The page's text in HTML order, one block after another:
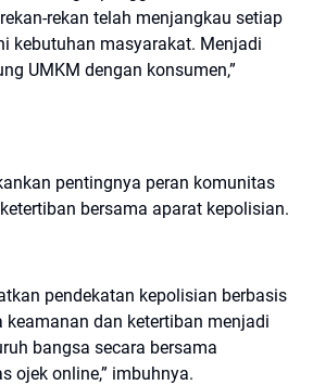
rekan telah menjangkau setiap
kebutuhan masyarakat. Menjadi
UMKM dengan konsumen,”
pentingnya peran komunitas
bersama aparat kepolisian.
pendekatan kepolisian berbasis
keamanan dan ketertiban menjadi
bangsa secara bersama
ojek online,” imbuhnya.